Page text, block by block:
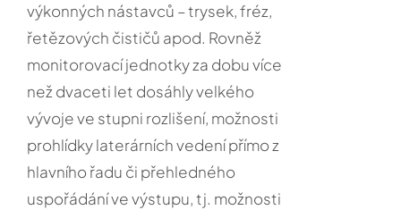
výkonných nástavců – trysek, fréz,
řetězových čističů apod. Rovněž
monitorovací jednotky za dobu více
než dvaceti let dosáhly velkého
vývoje ve stupni rozlišení, možnosti
prohlídky laterárních vedení přímo z
hlavního řadu či přehledného
uspořádání ve výstupu, tj. možnosti